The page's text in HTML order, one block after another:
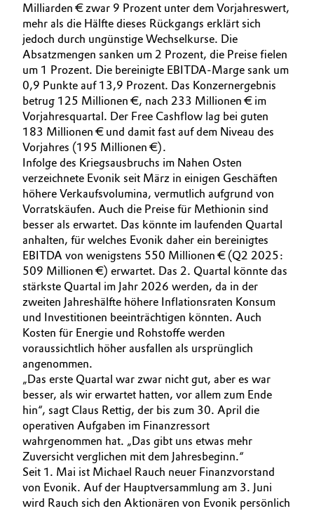
Green Hydrogen
Home Care & Cleaning
Industrial Manufacturing & Machinery
Lubricants & Lubricant Additives
Medical Devices
Metals & Mining
Oil & Gas, Petrochemicals
Personal Care & Beauty
Pharma & Biopharma
Plastics & Rubber
Pulp, Paper & Packaging
Textiles, Leather & Nonwovens
Karriere
Investor Relations
Medien
Milliarden € zwar 9 Prozent unter dem Vorjahreswert,
mehr als die Hälfte dieses Rückgangs erklärt sich
jedoch durch ungünstige Wechselkurse. Die
Absatzmengen sanken um 2 Prozent, die Preise fielen
um 1 Prozent. Die bereinigte EBITDA-Marge sank um
0,9 Punkte auf 13,9 Prozent. Das Konzernergebnis
betrug 125 Millionen €, nach 233 Millionen € im
Vorjahresquartal. Der Free Cashflow lag bei guten
183 Millionen € und damit fast auf dem Niveau des
Vorjahres (195 Millionen €).
Infolge des Kriegsausbruchs im Nahen Osten
verzeichnete Evonik seit März in einigen Geschäften
höhere Verkaufsvolumina, vermutlich aufgrund von
Vorratskäufen. Auch die Preise für Methionin sind
besser als erwartet. Das könnte im laufenden Quartal
anhalten, für welches Evonik daher ein bereinigtes
EBITDA von wenigstens 550 Millionen € (Q2 2025:
509 Millionen €)​ erwartet. Das 2. Quartal könnte das
stärkste Quartal im Jahr 2026 werden, da in der
zweiten Jahreshälfte höhere Inflationsraten Konsum
und Investitionen beeinträchtigen könnten. Auch
Kosten für Energie und Rohstoffe werden
voraussichtlich höher ausfallen als ursprünglich
angenommen.
„Das erste Quartal war zwar nicht gut, aber es war
besser, als wir erwartet hatten, vor allem zum Ende
hin“, sagt Claus Rettig, der bis zum 30. April die
operativen Aufgaben im Finanzressort
wahrgenommen hat. „Das gibt uns etwas mehr
Zuversicht verglichen mit dem Jahresbeginn.“
Seit 1. Mai ist Michael Rauch neuer Finanzvorstand
von Evonik. Auf der Hauptversammlung am 3. Juni
wird Rauch sich den Aktionären von Evonik persönlich